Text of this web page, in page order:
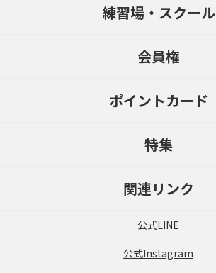
練習場・スクール
会員権
ポイントカード
特集
関連リンク
公式LINE
公式Instagram